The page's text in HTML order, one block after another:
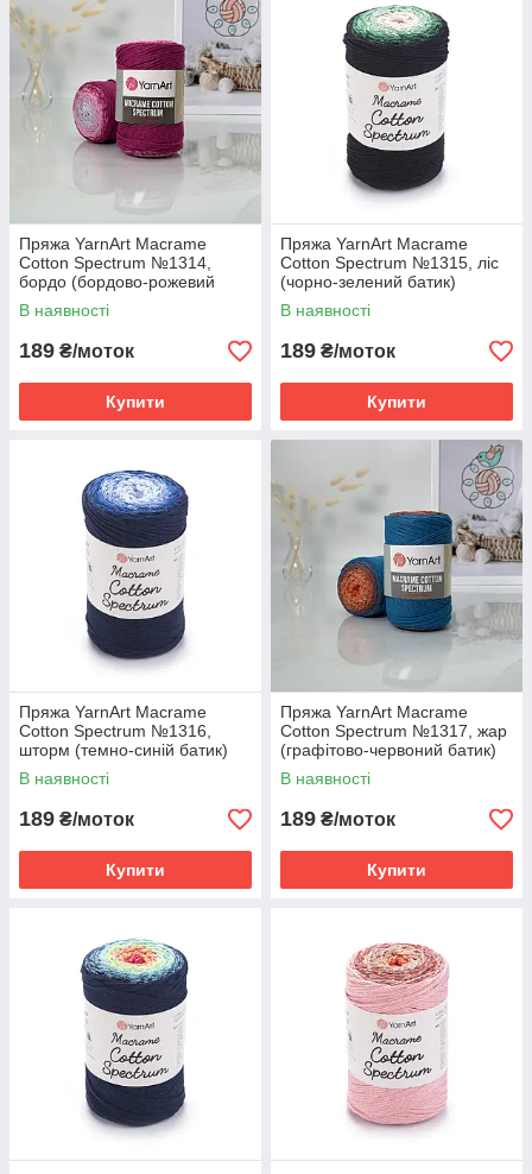
Пряжа YarnArt Macrame
Cotton Spectrum №1314,
бордо (бордово-рожевий
батик)
В наявності
189 ₴/моток
Купити
Пряжа YarnArt Macrame
Cotton Spectrum №1315, ліс
(чорно-зелений батик)
В наявності
189 ₴/моток
Купити
Пряжа YarnArt Macrame
Cotton Spectrum №1316,
шторм (темно-синій батик)
В наявності
189 ₴/моток
Купити
Пряжа YarnArt Macrame
Cotton Spectrum №1317, жар
(графітово-червоний батик)
В наявності
189 ₴/моток
Купити